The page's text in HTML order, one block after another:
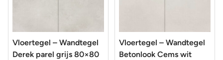
Vloertegel – Wandtegel
Derek parel grijs 80×80
Vloertegel – Wandtegel
Betonlook Cems wit